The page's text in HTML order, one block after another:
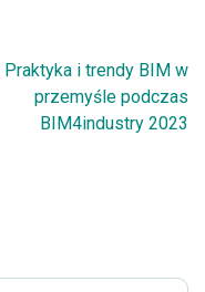
Praktyka i trendy BIM w
przemyśle podczas
BIM4industry 2023